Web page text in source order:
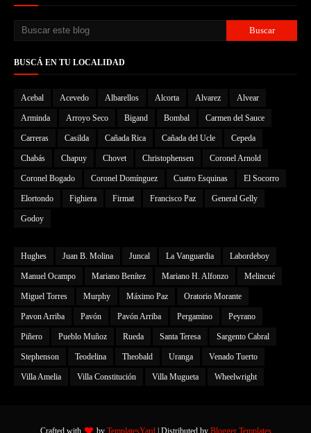
BUSCÁ EN TU LOCALIDAD
Acebal Acevedo Albarellos Alcorta Alvarez Alvear
Arminda Arroyo Seco Bigand Bombal Carmen del Sauce
Carreras Casilda Cañada Rica Cañada del Ucle Cepeda
Chabás Chapuy Chovet Christophensen Coronel Arnold
Coronel Bogado Coronel Domínguez Cuatro Esquinas El Socorro
Elortondo Fighiera Firmat Francisco Paz General Gelly
Godoy
Hughes Juan B. Molina Juncal La Vanguardia Labordeboy
Manuel Ocampo Mariano Benítez Mariano H. Alfonzo Melincué
Miguel Torres Murphy Máximo Paz Oratorio Morante
Pavon Arriba Pavón Pavón Arriba Pergamino Peyrano
Piñero Pueblo Muñoz Rueda Santa Teresa Sargento Cabral
Stephenson Teodelina Theobald Uranga Venado Tuerto
Villa Amelia Villa Constitución Villa Mugueta Wheelwright